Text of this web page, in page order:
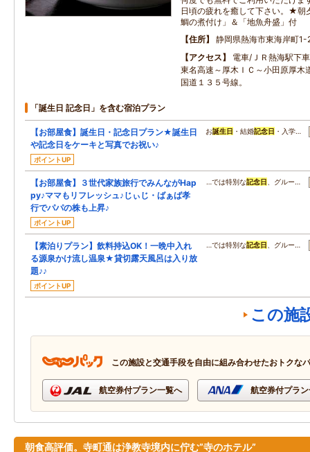
日頃の疲れを癒して下さい。★
鯛の煮付け」＆「地魚舟盛」付
住所
静岡県熱海市東海岸町1-
アクセス
電車/ＪＲ熱海駅下
東名高速～厚木ＩＣ～小田原厚木
国道１３５号線。
「誕生日 記念日」を含む宿泊プラン
【お部屋食】誕生日・記念日プラン★誕生日
や記念日をケーキと写真でお祝い♪
ポイントUP
お誕生日 ・結婚記念日 ・入学…
【お部屋食】３世代家族旅行でみんながHap
py♪ママもリフレッシュ♪じぃじ・ばぁば孝
行でパパの株も上昇♪
ポイントUP
…では特別な記念日 、グルー…
【素泊りプラン】飲料持込OK！一晩中入れ
る源泉かけ流し温泉★貸切露天風呂は入り放
題♪♪
ポイントUP
…では特別な記念日 、グルー…
この施
この施設と交通手段を自由に組み合わせたおトクな
航空券付プラン一覧へ 航空券付プラ
朝食高評価。寺町通は浄教寺境内に佇む”寺のホテル”